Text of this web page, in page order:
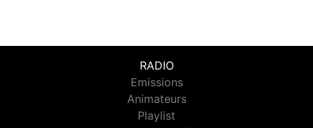
RADIO
Emissions
Animateurs
Playlist